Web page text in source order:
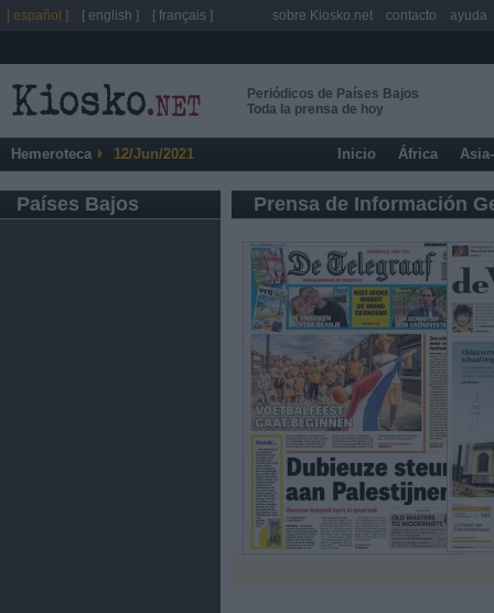
Periódicos de Países Bajos
Toda la prensa de hoy
Hemeroteca 12/Jun/2021 Inicio África
Países Bajos Prensa de Información
[ español ] [ english ] [ français ] sobre Kiosko.net contacto ayuda